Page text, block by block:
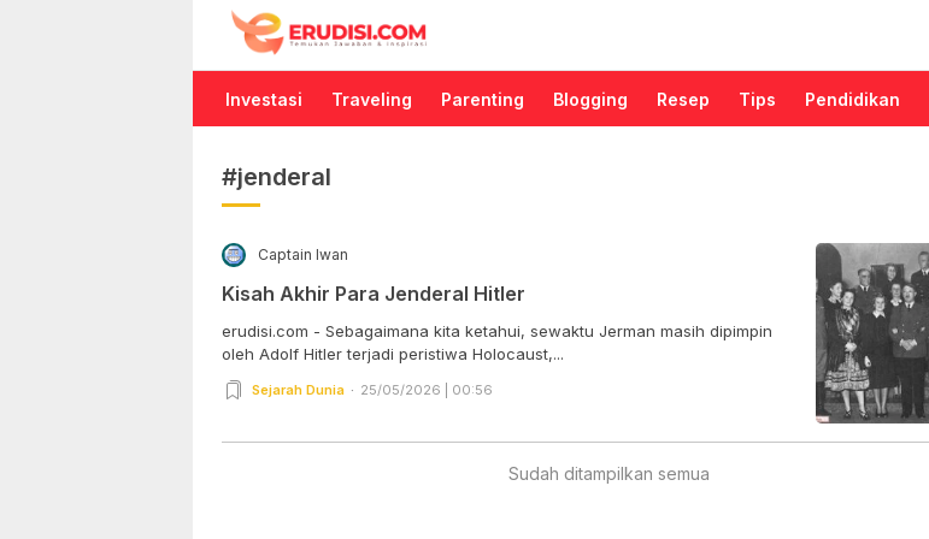
Erudisi
Temukan Jawaban dan Inspirasi
Investasi Traveling Parenting Blogging Resep Tips Pendidikan
#jenderal
Captain Iwan
Kisah Akhir Para Jenderal Hitler
erudisi.com - Sebagaimana kita ketahui, sewaktu Jerman masih dipimpin
oleh Adolf Hitler terjadi peristiwa Holocaust,...
Sejarah Dunia 25/05/2026 | 00:56
Sudah ditampilkan semua